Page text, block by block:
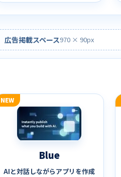
広告掲載スペース970 × 90px
NEW
Blue
AIと対話しながらアプリを作成